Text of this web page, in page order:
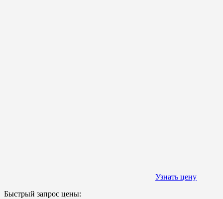
Узнать цену
Быстрый запрос цены: